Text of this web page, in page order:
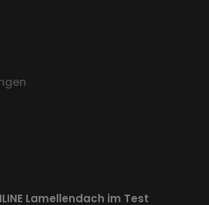
Lamellendach im Test